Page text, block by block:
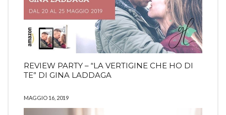
REVIEW PARTY – “LA VERTIGINE CHE HO DI
TE” DI GINA LADDAGA
MAGGIO 16, 2019